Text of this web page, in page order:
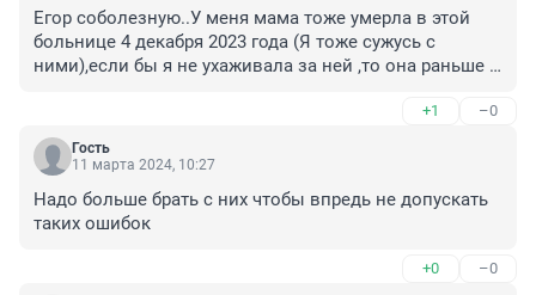
Егор соболезную..У меня мама тоже умерла в этой
больнице 4 декабря 2023 года (Я тоже сужусь с
ними),если бы я не ухаживала за ней ,то она раньше
Просто хоспис..Я сама врач,и я было в шоке от
увиденного.. Просто люди , которым далеко за 70
лет,просто все уходят...Очень жаль ,что наша
+1 –0
Гость
11 марта 2024, 10:27
Надо больше брать с них чтобы впредь не допускать
таких ошибок
+0 –0